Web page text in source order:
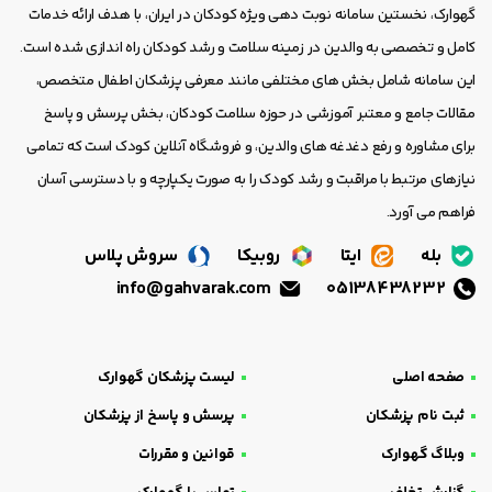
گهوارک، نخستین سامانه نوبت دهی ویژه کودکان در ایران، با هدف ارائه خدمات
کامل و تخصصی به والدین در زمینه سلامت و رشد کودکان راه اندازی شده است.
این سامانه شامل بخش های مختلفی مانند معرفی پزشکان اطفال متخصص،
مقالات جامع و معتبر آموزشی در حوزه سلامت کودکان، بخش پرسش و پاسخ
برای مشاوره و رفع دغدغه های والدین، و فروشگاه آنلاین کودک است که تمامی
نیازهای مرتبط با مراقبت و رشد کودک را به صورت یکپارچه و با دسترسی آسان
فراهم می آورد.
بله ایتا روبیکا
سروش پلاس
صفحه اصلی
لیست پزشکان گهوارک
ثبت نام پزشکان
پرسش و پاسخ از پزشکان
وبلاگ گهوارک
قوانین و مقررات